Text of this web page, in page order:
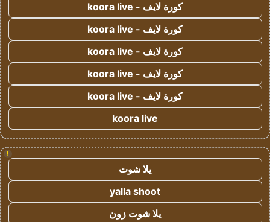
كورة لايف - koora live
كورة لايف - koora live
كورة لايف - koora live
كورة لايف - koora live
كورة لايف - koora live
koora live
!
يلا شوت
yalla shoot
يلا شوت زون